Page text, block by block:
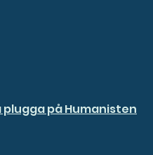
plugga på Humanisten